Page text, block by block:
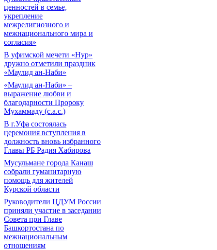
ценностей в семье,
укрепление
межрелигиозного и
межнационального мира и
согласия»
В уфимской мечети «Нур»
дружно отметили праздник
«Маулид ан-Наби»
«Маулид ан-Наби» –
выражение любви и
благодарности Пророку
Мухаммаду (с.а.с.)
В г.Уфа состоялась
церемония вступления в
должность вновь избранного
Главы РБ Радия Хабирова
Мусульмане города Канаш
собрали гуманитарную
помощь для жителей
Курской области
Руководители ЦДУМ России
приняли участие в заседании
Совета при Главе
Башкортостана по
межнациональным
отношениям